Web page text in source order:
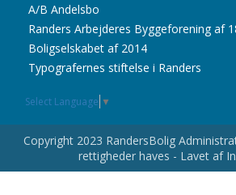
A/B Andelsbo
Randers Arbejderes Byggeforening af
Boligselskabet af 2014
Typografernes stiftelse i Randers
Select Language ▼
Copyright 2023 RandersBolig
rettigheder haves - Lavet af